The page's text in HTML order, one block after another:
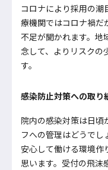
コロナにより採用の
療機関ではコロナ禍だ
不足が聞かれます。地
念して、よりリスクの
す。
感染防止対策への取り
院内の感染対策は日頃
フへの管理はどうでし
安心して働ける環境作
思います。受付の飛沫